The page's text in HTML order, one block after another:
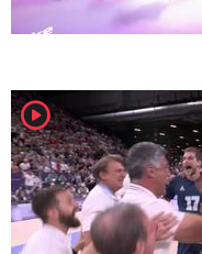
player2